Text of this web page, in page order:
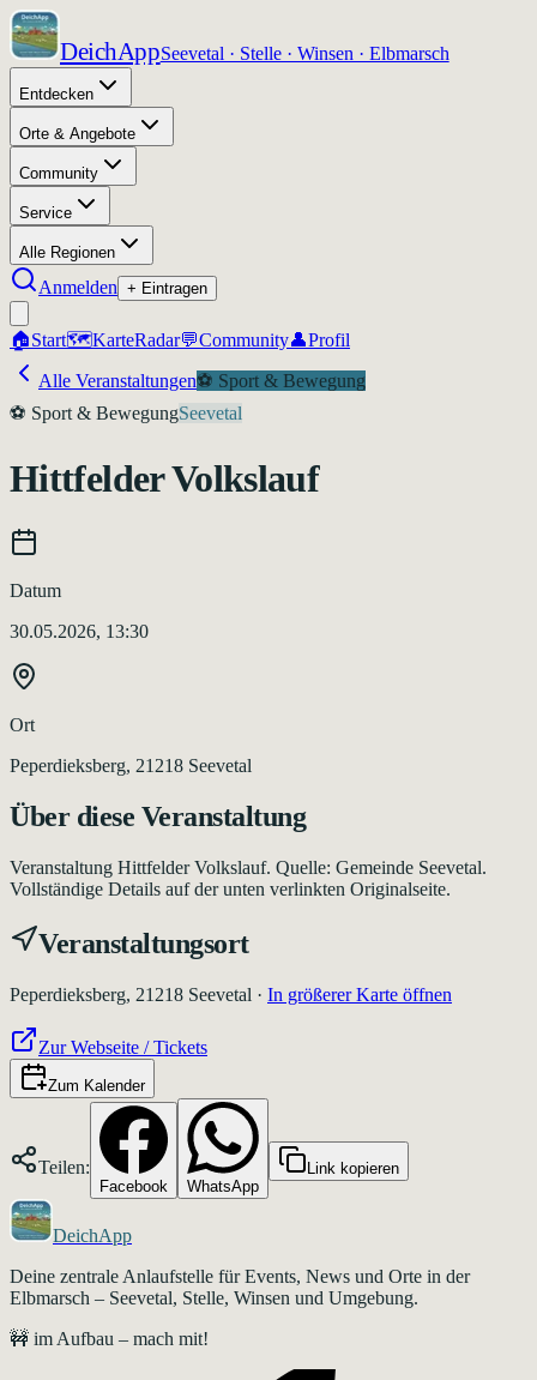
DeichAppSeevetal · Stelle · Winsen · Elbmarsch
Entdecken
Orte & Angebote
Community
Service
Alle Regionen
Anmelden + Eintragen
🏠Start🗺️KarteRadar💬Community👤Profil
Alle Veranstaltungen⚽ Sport & Bewegung
⚽ Sport & BewegungSeevetal
Hittfelder Volkslauf
Datum
30.05.2026, 13:30
Ort
Peperdieksberg, 21218 Seevetal
Über diese Veranstaltung
Veranstaltung Hittfelder Volkslauf. Quelle: Gemeinde Seevetal.
Vollständige Details auf der unten verlinkten Originalseite.
Veranstaltungsort
Peperdieksberg, 21218 Seevetal · In größerer Karte öffnen
Zur Webseite / Tickets
Zum Kalender
Teilen:
Facebook WhatsApp
Link kopieren
DeichApp
Deine zentrale Anlaufstelle für Events, News und Orte in der
Elbmarsch – Seevetal, Stelle, Winsen und Umgebung.
🚧 im Aufbau – mach mit!